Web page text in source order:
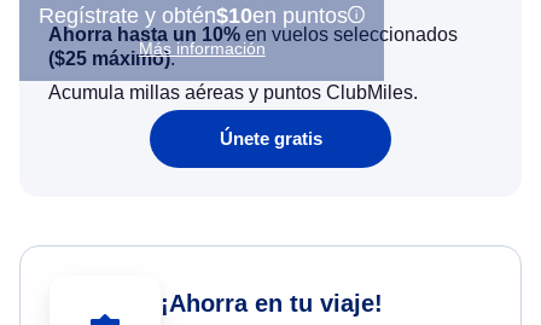
Regístrate y obtén$10en puntos
Más información
Ahorra hasta un 10% en vuelos seleccionados
($25 máximo).
Acumula millas aéreas y puntos ClubMiles.
Únete gratis
¡Ahorra en tu viaje!